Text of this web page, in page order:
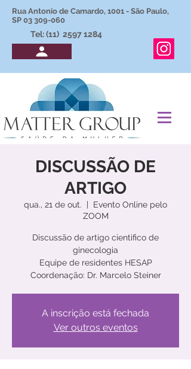
Rua Antonio de Camardo, 1001 - São Paulo,
SP 03 309-060
Tel: (11) 2597 1284
DISCUSSÃO DE
ARTIGO
qua., 21 de out.
  |
Evento Online pelo
ZOOM
Discussão de artigo cientifico de
ginecologia
Equipe de residentes HESAP
Coordenação: Dr. Marcelo Steiner
A inscrição está fechada
Ver outros eventos